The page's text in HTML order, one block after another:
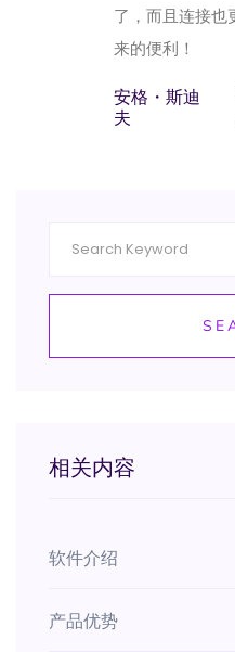
了，而且连接
来的便利！
安格・斯迪
夫
相关内容
软件介绍
产品优势